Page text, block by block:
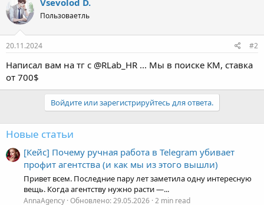
Пользоваетль
20.11.2024 #2
Написал вам на тг с @RLab_HR ... Мы в поиске КМ, ставка
от 700$
Войдите или зарегистрируйтесь для ответа.
Новые статьи
[Кейс] Почему ручная работа в Telegram убивает
профит агентства (и как мы из этого вышли)
Привет всем. Последние пару лет заметила одну интересную
вещь. Когда агентству нужно расти —...
AnnaAgency Обновлено:29.05.2026 2 min read